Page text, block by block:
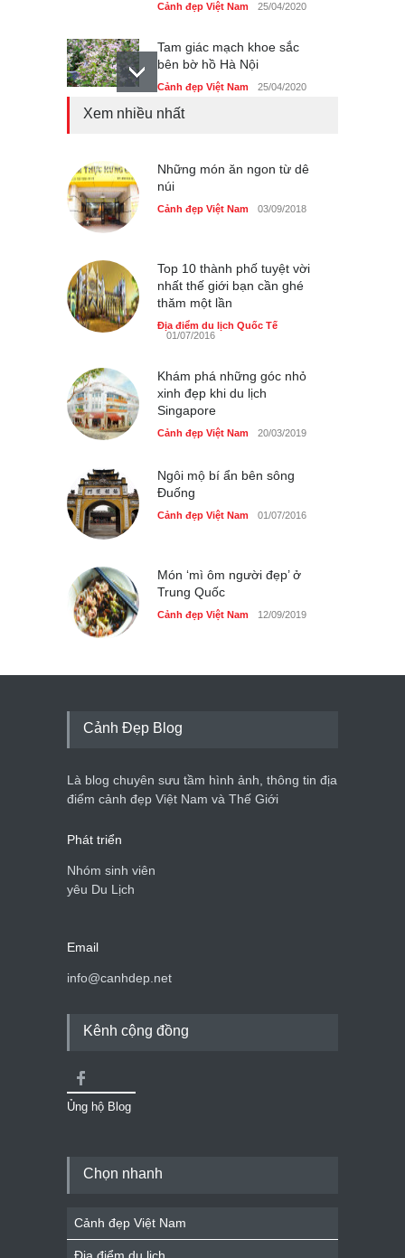
Cảnh đẹp Việt Nam 25/04/2020
Tam giác mạch khoe sắc
bên bờ hồ Hà Nội
Cảnh đẹp Việt Nam 25/04/2020
Cảnh đẹp Việt Nam 24/04/2020
Những món ăn đồng quê
Xem nhiều nhất
Những món ăn ngon từ dê
núi
Cảnh đẹp Việt Nam 03/09/2018
Top 10 thành phố tuyệt vời
nhất thế giới bạn cần ghé
thăm một lần
Địa điểm du lịch Quốc Tế
01/07/2016
Khám phá những góc nhỏ
xinh đẹp khi du lịch
Singapore
Cảnh đẹp Việt Nam 20/03/2019
Ngôi mộ bí ẩn bên sông
Đuống
Cảnh đẹp Việt Nam 01/07/2016
Món ‘mì ôm người đẹp’ ở
Trung Quốc
Cảnh đẹp Việt Nam 12/09/2019
Cảnh Đẹp Blog
Là blog chuyên sưu tầm hình ảnh, thông tin địa
điểm cảnh đẹp Việt Nam và Thế Giới
Phát triển
Nhóm sinh viên
yêu Du Lịch
Email
info@canhdep.net
Kênh cộng đồng
Ủng hộ Blog
Chọn nhanh
Cảnh đẹp Việt Nam